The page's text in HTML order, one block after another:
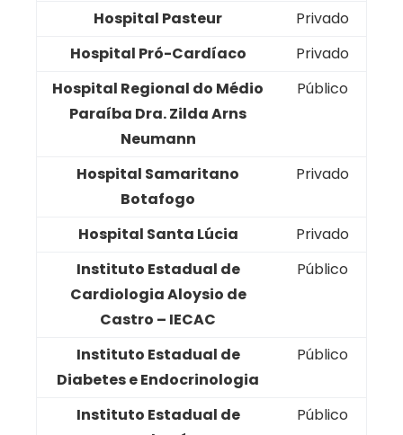
Hospital Pasteur
Privado
Hospital Pró-Cardíaco
Privado
Hospital Regional do Médio
Paraíba Dra. Zilda Arns
Neumann
Público
Hospital Samaritano
Botafogo
Privado
Hospital Santa Lúcia
Privado
Instituto Estadual de
Cardiologia Aloysio de
Castro – IECAC
Público
Instituto Estadual de
Diabetes e Endocrinologia
Público
Instituto Estadual de
Público